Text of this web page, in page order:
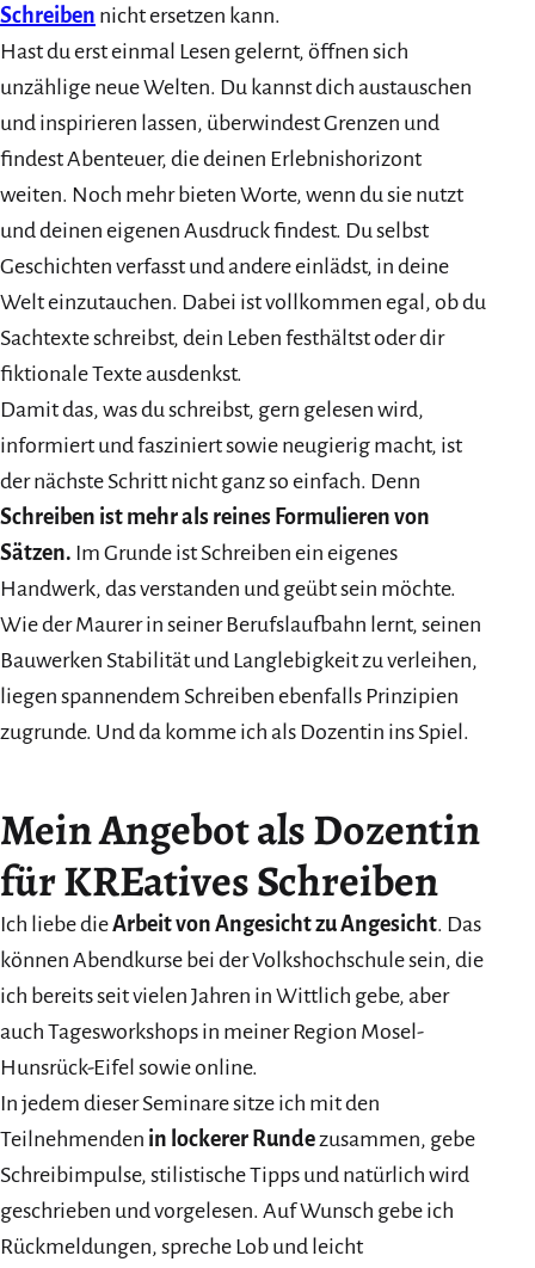
Schreiben nicht ersetzen kann.
Hast du erst einmal Lesen gelernt, öffnen sich
unzählige neue Welten. Du kannst dich austauschen
und inspirieren lassen, überwindest Grenzen und
findest Abenteuer, die deinen Erlebnishorizont
weiten. Noch mehr bieten Worte, wenn du sie nutzt
und deinen eigenen Ausdruck findest. Du selbst
Geschichten verfasst und andere einlädst, in deine
Welt einzutauchen. Dabei ist vollkommen egal, ob du
Sachtexte schreibst, dein Leben festhältst oder dir
fiktionale Texte ausdenkst.
Damit das, was du schreibst, gern gelesen wird,
informiert und fasziniert sowie neugierig macht, ist
der nächste Schritt nicht ganz so einfach. Denn
Schreiben ist mehr als reines Formulieren von
Sätzen. Im Grunde ist Schreiben ein eigenes
Handwerk, das verstanden und geübt sein möchte.
Wie der Maurer in seiner Berufslaufbahn lernt, seinen
Bauwerken Stabilität und Langlebigkeit zu verleihen,
liegen spannendem Schreiben ebenfalls Prinzipien
zugrunde. Und da komme ich als Dozentin ins Spiel.
Mein Angebot als Dozentin
für KREatives Schreiben
Ich liebe dieArbeit von Angesicht zu Angesicht. Das
können Abendkurse bei der Volkshochschule sein, die
ich bereits seit vielen Jahren in Wittlich gebe, aber
auch Tagesworkshops in meiner Region Mosel-
Hunsrück-Eifel sowie online.
In jedem dieser Seminare sitze ich mit den
Teilnehmenden in lockerer Rundezusammen, gebe
Schreibimpulse, stilistische Tipps und natürlich wird
geschrieben und vorgelesen. Auf Wunsch gebe ich
Rückmeldungen, spreche Lob und leicht